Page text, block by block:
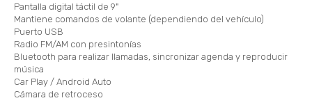
Pantalla digital táctil de 9"
Mantiene comandos de volante (dependiendo del vehículo)
Puerto USB
Radio FM/AM con presintonías
Bluetooth para realizar llamadas, sincronizar agenda y reproducir
música
Car Play / Android Auto
Cámara de retroceso